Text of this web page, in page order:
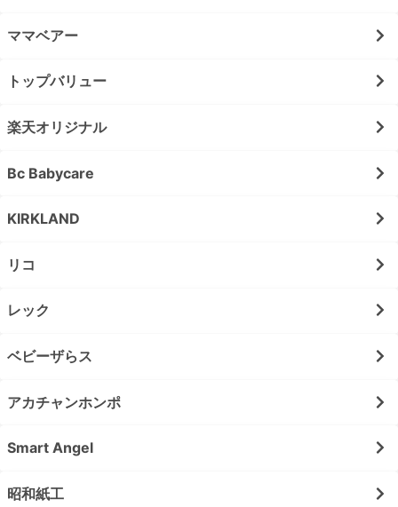
ママベアー
トップバリュー
楽天オリジナル
Bc Babycare
KIRKLAND
リコ
レック
ベビーザらス
アカチャンホンポ
Smart Angel
昭和紙工